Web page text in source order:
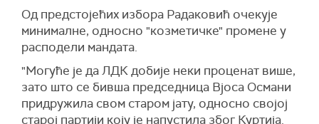
Од предстојећих избора Радаковић очекује
минималне, односно "козметичке" промене у
расподели мандата.
"Могуће је да ЛДК добије неки проценат више,
зато што се бивша председница Вјоса Османи
придружила свом старом јату, односно својој
старој партији коју је напустила због Куртија.